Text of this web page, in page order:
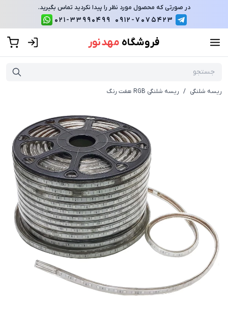
در صورتی که محصول مورد نظر را پیدا نکردید تماس بگیرید.
0912-7075423
021-33990499
فروشگاه مهد نور
ریسه شلنگی / ریسه شلنگی RGB هفت رنگ